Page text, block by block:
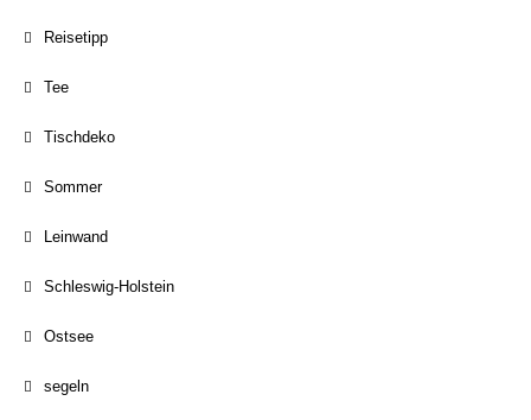
Reisetipp
Tee
Tischdeko
Sommer
Leinwand
Schleswig-Holstein
Ostsee
segeln